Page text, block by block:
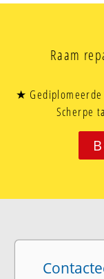
Raam
★ Gediplomeerde
Scherpe